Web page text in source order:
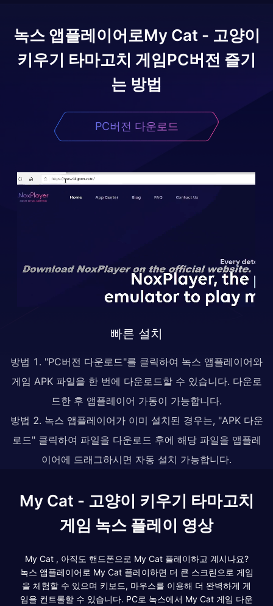
녹스 앱플레이어로My Cat - 고양이
키우기 타마고치 게임PC버전 즐기
는 방법
PC버전 다운로드
빠른 설치
방법 1. "PC버전 다운로드"를 클릭하여 녹스 앱플레이어와
게임 APK 파일을 한 번에 다운로드할 수 있습니다. 다운로
드한 후 앱플레이어 가동이 가능합니다.
방법 2. 녹스 앱플레이어가 이미 설치된 경우는, "APK 다운
로드" 클릭하여 파일을 다운로드 후에 해당 파일을 앱플레
이어에 드래그하시면 자동 설치 가능합니다.
My Cat - 고양이 키우기 타마고치
게임 녹스 플레이 영상
My Cat , 아직도 핸드폰으로 My Cat 플레이하고 계시나요?
녹스 앱플레이어로 My Cat 플레이하면 더 큰 스크린으로 게임
을 체험할 수 있으며 키보드, 마우스를 이용해 더 완벽하게 게
임을 컨트롤할 수 있습니다. PC로 녹스에서 My Cat 게임 다운